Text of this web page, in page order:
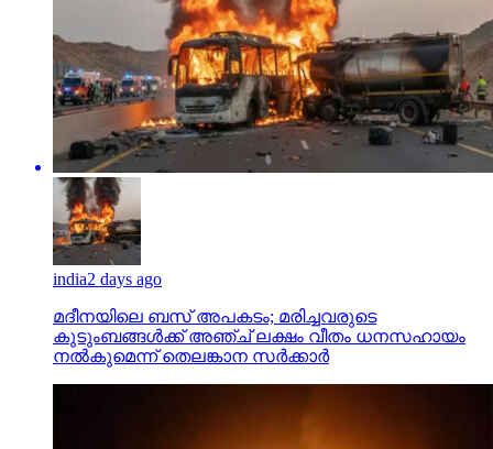
india2 days ago
മദീനയിലെ ബസ് അപകടം; മരിച്ചവരുടെ
കുടുംബങ്ങള്‍ക്ക് അഞ്ച് ലക്ഷം വീതം ധനസഹായം
നല്‍കുമെന്ന് തെലങ്കാന സര്‍ക്കാര്‍